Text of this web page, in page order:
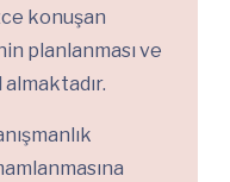
konuşan
planlanması ve